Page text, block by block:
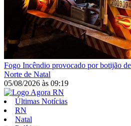
Fogo Incêndio provocado por botijão
Norte de Natal
05/08/2026 às 09:19
Últimas Notícias
RN
Natal